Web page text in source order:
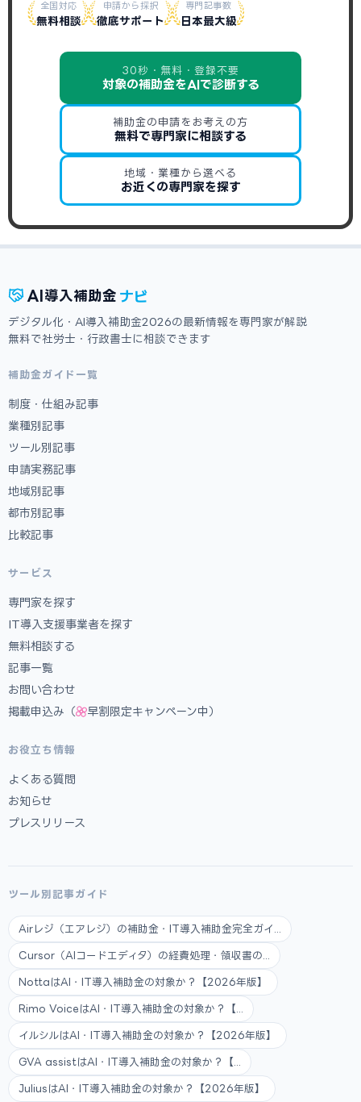
全国対応
無料相談
申請から採択
徹底サポート
専門記事数
日本最大級
30秒・無料・登録不要
対象の補助金をAIで診断する
補助金の申請をお考えの方
無料で専門家に相談する
地域・業種から選べる
お近くの専門家を探す
AI 導入補助金 ナビ
デジタル化・AI導入補助金2026の最新情報を専門家が解説
無料で社労士・行政書士に相談できます
補助金ガイド一覧
制度・仕組み記事
業種別記事
ツール別記事
申請実務記事
地域別記事
都市別記事
比較記事
サービス
専門家を探す
IT導入支援事業者を探す
無料相談する
記事一覧
お問い合わせ
掲載申込み（
早割限定キャンペーン中）
お役立ち情報
よくある質問
お知らせ
プレスリリース
ツール別記事ガイド
Airレジ（エアレジ）の補助金・IT導入補助金完全ガイ...
Cursor（AIコードエディタ）の経費処理・領収書の...
NottaはAI・IT導入補助金の対象か？【2026年版】
Rimo VoiceはAI・IT導入補助金の対象か？【...
イルシルはAI・IT導入補助金の対象か？【2026年版】
GVA assistはAI・IT導入補助金の対象か？【...
JuliusはAI・IT導入補助金の対象か？【2026年版】